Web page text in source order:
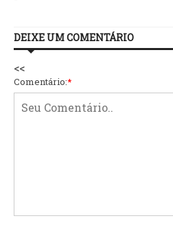
DEIXE UM COMENTÁRIO
<<
Comentário:*